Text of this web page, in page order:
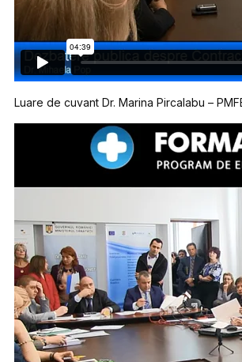
Luare de cuvant Dr. Marina Pircalabu –